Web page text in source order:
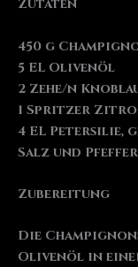
Zutaten
450 g
5 EL Olivenöl
2 Zehe/n
1 Spritzer
4 EL Petersilie,
Salz und Pfeffer
Zubereitung
Die
Olivenöl in